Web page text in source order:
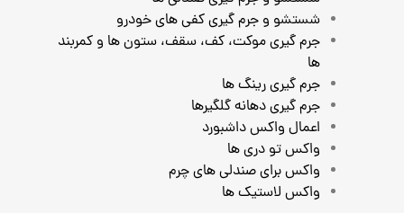
شستشو و جرم گیری کفی های خودرو
جرم گیری موکت، کف، سقف، ستون ها و کمربند
ها
جرم گیری رینگ ها
جرم گیری دهانه گلگیرها
اعمال واکس داشبورد
واکس تو دری ها
واکس برای صندلی های چرم
واکس لاستیک ها